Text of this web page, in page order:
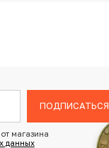
ПОДПИСАТЬСЯ
магазина
данных